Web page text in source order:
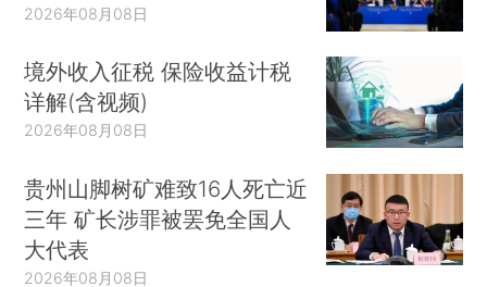
2026年08月08日
境外收入征税 保险收益计税
详解(含视频)
2026年08月08日
贵州山脚树矿难致16人死亡近
三年 矿长涉罪被罢免全国人
大代表
2026年08月08日